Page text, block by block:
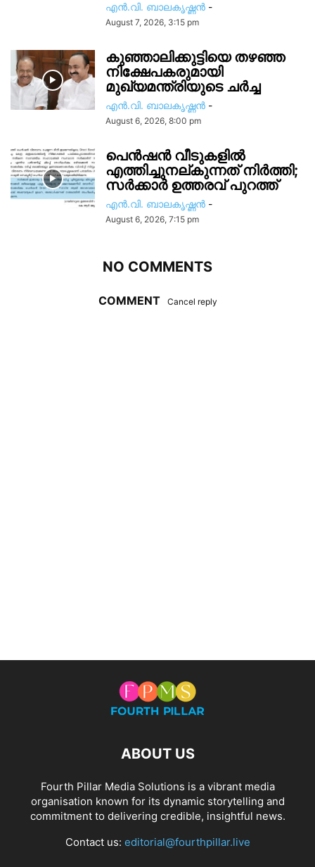
എൻ.വി. ബാലകൃഷ്ണൻ -
August 7, 2026, 3:15 pm
കുഞ്ഞാലിക്കുട്ടിയെ തഴഞ്ഞ
നിക്ഷേപകരുമായി
മുഖ്യമന്ത്രിയുടെ ചർച്ച
എൻ.വി. ബാലകൃഷ്ണൻ -
August 6, 2026, 8:00 pm
പെൻഷൻ വീടുകളിൽ
എത്തിച്ചുനല്കുന്നത് നിർത്തി;
സര്‍ക്കാർ ഉത്തരവ് പുറത്ത്
എൻ.വി. ബാലകൃഷ്ണൻ -
August 6, 2026, 7:15 pm
NO COMMENTS
COMMENT Cancel reply
ABOUT US
Fourth Pillar Media Solutions is a vibrant media
organisation known for its dynamic storytelling and
commitment to delivering credible, insightful news.
Contact us: editorial@fourthpillar.live